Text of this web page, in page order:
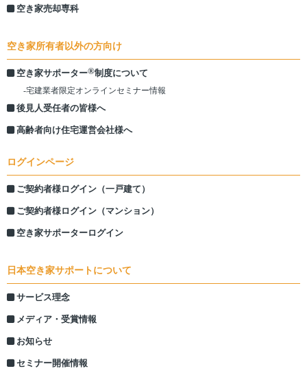
空き家売却専科
空き家所有者以外の方向け
空き家サポーター®制度について
-宅建業者限定オンラインセミナー情報
後見人受任者の皆様へ
高齢者向け住宅運営会社様へ
ログインページ
ご契約者様ログイン（一戸建て）
ご契約者様ログイン（マンション）
空き家サポーターログイン
日本空き家サポートについて
サービス理念
メディア・受賞情報
お知らせ
セミナー開催情報